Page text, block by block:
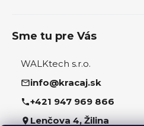
Sme tu pre Vás
WALKtech s.r.o.
info@kracaj.sk
+421 947 969 866
Lenčova 4, Žilina